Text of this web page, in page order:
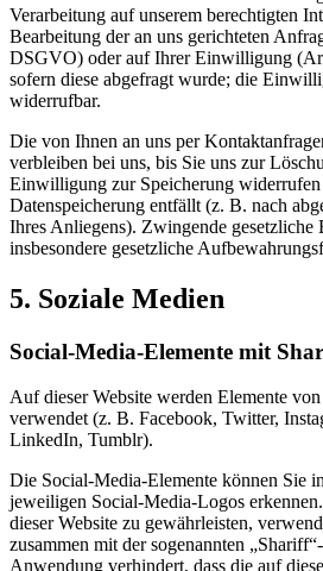
Verarbeitung auf unserem berechtigten
Bearbeitung der an uns gerichteten
DSGVO) oder auf Ihrer Einwilligung
sofern diese abgefragt wurde; die
widerrufbar.
Die von Ihnen an uns per
verbleiben bei uns, bis Sie uns zur
Einwilligung zur Speicherung
Datenspeicherung entfällt (z. B. nach
Ihres Anliegens). Zwingende gesetzliche
insbesondere gesetzliche
5. Soziale Medien
Social-Media-Elemente mit
Auf dieser Website werden Elemente
verwendet (z. B. Facebook, Twitter,
LinkedIn, Tumblr).
Die Social-Media-Elemente können Sie
jeweiligen Social-Media-Logos
dieser Website zu gewährleisten,
zusammen mit der sogenannten
Anwendung verhindert, dass die auf